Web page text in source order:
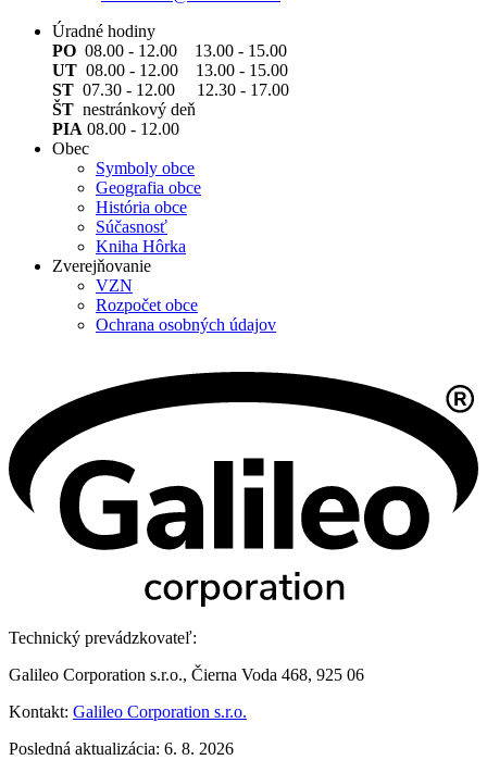
Úradné hodiny
PO 08.00 - 12.00 13.00 - 15.00
UT 08.00 - 12.00 13.00 - 15.00
ST 07.30 - 12.00 12.30 - 17.00
ŠT nestránkový deň
PIA 08.00 - 12.00
Obec
Symboly obce
Geografia obce
História obce
Súčasnosť
Kniha Hôrka
Zverejňovanie
VZN
Rozpočet obce
Ochrana osobných údajov
Technický prevádzkovateľ:
Galileo Corporation s.r.o., Čierna Voda 468, 925 06
Kontakt: Galileo Corporation s.r.o.
Posledná aktualizácia: 6. 8. 2026